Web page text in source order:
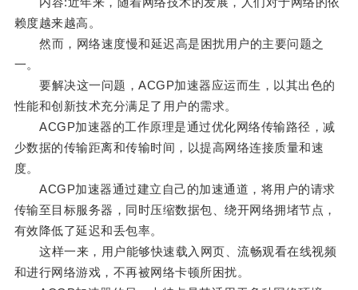
赖度越来越高。
然而，网络速度慢和延迟高是困扰用户的主要问题之
一。
要解决这一问题，ACGP加速器应运而生，以其出色的
性能和创新技术充分满足了用户的需求。
ACGP加速器的工作原理是通过优化网络传输路径，减
少数据的传输距离和传输时间，以提高网络连接质量和速
度。
ACGP加速器通过建立自己的加速通道，将用户的请求
传输至目标服务器，同时压缩数据包、绕开网络拥堵节点，
有效降低了延迟和丢包率。
这样一来，用户能够快速载入网页、流畅观看在线视频
和进行网络游戏，不再被网络卡顿所困扰。